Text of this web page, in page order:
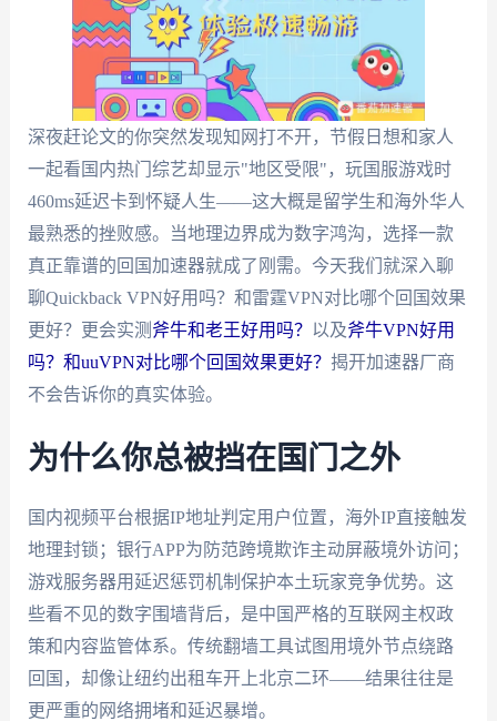
深夜赶论文的你突然发现知网打不开，节假日想和家人
一起看国内热门综艺却显示"地区受限"，玩国服游戏时
460ms延迟卡到怀疑人生——这大概是留学生和海外华人
最熟悉的挫败感。当地理边界成为数字鸿沟，选择一款
真正靠谱的回国加速器就成了刚需。今天我们就深入聊
聊Quickback VPN好用吗？和雷霆VPN对比哪个回国效果
更好？更会实测 斧牛和老王好用吗？ 以及斧牛VPN好用
吗？和uuVPN对比哪个回国效果更好？ 揭开加速器厂商
不会告诉你的真实体验。
为什么你总被挡在国门之外
国内视频平台根据IP地址判定用户位置，海外IP直接触发
地理封锁；银行APP为防范跨境欺诈主动屏蔽境外访问；
游戏服务器用延迟惩罚机制保护本土玩家竞争优势。这
些看不见的数字围墙背后，是中国严格的互联网主权政
策和内容监管体系。传统翻墙工具试图用境外节点绕路
回国，却像让纽约出租车开上北京二环——结果往往是
更严重的网络拥堵和延迟暴增。